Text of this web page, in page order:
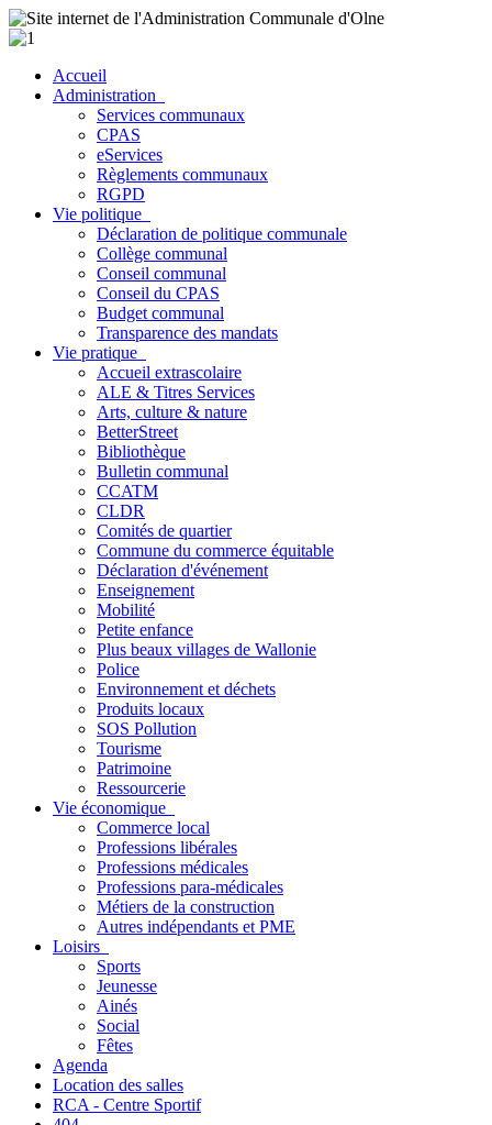
Accueil
Administration
Services communaux
CPAS
eServices
Règlements communaux
RGPD
Vie politique
Déclaration de politique communale
Collège communal
Conseil communal
Conseil du CPAS
Budget communal
Transparence des mandats
Vie pratique
Accueil extrascolaire
ALE & Titres Services
Arts, culture & nature
BetterStreet
Bibliothèque
Bulletin communal
CCATM
CLDR
Comités de quartier
Commune du commerce équitable
Déclaration d'événement
Enseignement
Mobilité
Petite enfance
Plus beaux villages de Wallonie
Police
Environnement et déchets
Produits locaux
SOS Pollution
Tourisme
Patrimoine
Ressourcerie
Vie économique
Commerce local
Professions libérales
Professions médicales
Professions para-médicales
Métiers de la construction
Autres indépendants et PME
Loisirs
Sports
Jeunesse
Ainés
Social
Fêtes
Agenda
Location des salles
RCA - Centre Sportif